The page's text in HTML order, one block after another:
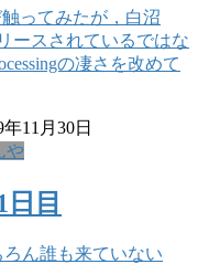
触ってみたが，白沼
ースされているではな
の凄さを改めて
年11月30日
や
目
ん誰も来ていない